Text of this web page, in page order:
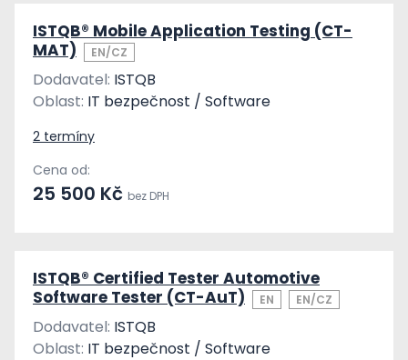
ISTQB® Mobile Application Testing (CT-
MAT)
EN/CZ
Dodavatel: ISTQB
Oblast: IT bezpečnost / Software
2 termíny
Cena od:
25 500 Kč bez DPH
ISTQB® Certified Tester Automotive
Software Tester (CT-AuT)
EN EN/CZ
Dodavatel: ISTQB
Oblast: IT bezpečnost / Software